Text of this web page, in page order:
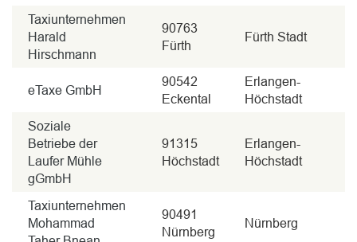
Taxiunternehmen
Harald
Hirschmann
90763
Fürth
Fürth Stadt
eTaxe GmbH
90542
Eckental
Erlangen-
Höchstadt
Soziale
Betriebe der
Laufer Mühle
gGmbH
91315
Höchstadt
Erlangen-
Höchstadt
Taxiunternehmen
Mohammad
90491
Nürnberg
Nürnberg